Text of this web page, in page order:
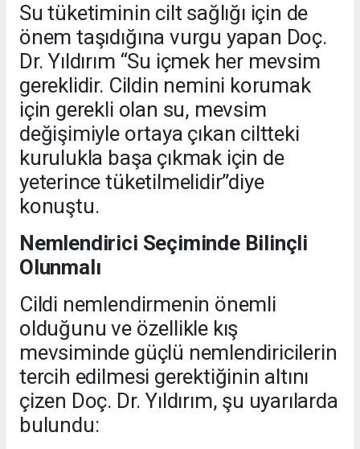
Su tüketiminin cilt sağlığı için de
önem taşıdığına vurgu yapan Doç.
Dr. Yıldırım “Su içmek her mevsim
gereklidir. Cildin nemini korumak
için gerekli olan su, mevsim
değişimiyle ortaya çıkan ciltteki
kurulukla başa çıkmak için de
yeterince tüketilmelidir”diye
konuştu.
Nemlendirici Seçiminde Bilinçli
Olunmalı
Cildi nemlendirmenin önemli
olduğunu ve özellikle kış
mevsiminde güçlü nemlendiricilerin
tercih edilmesi gerektiğinin altını
çizen Doç. Dr. Yıldırım, şu uyarılarda
bulundu: